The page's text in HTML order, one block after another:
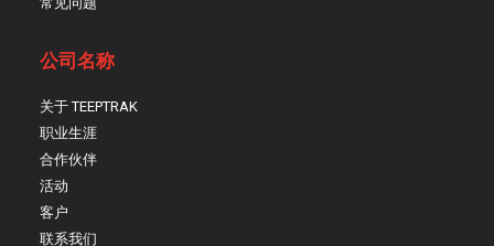
公司名称
关于 TEEPTRAK
职业生涯
合作伙伴
活动
客户
联系我们